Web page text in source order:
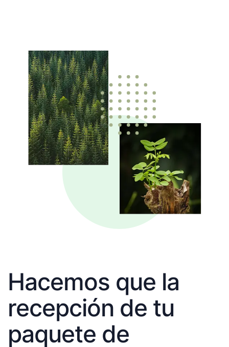
Hacemos que la
recepción de tu
paquete de